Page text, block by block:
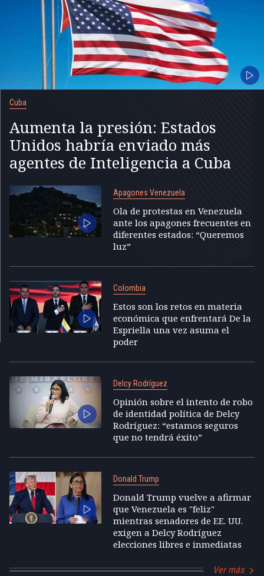
Cuba
Aumenta la presión: Estados
Unidos habría enviado más
agentes de Inteligencia a Cuba
Apagones Venezuela
Ola de protestas en Venezuela
ante los apagones frecuentes en
diferentes estados: “Queremos
luz”
Colombia
Estos son los retos en materia
económica que enfrentará De la
Espriella una vez asuma el
poder
Delcy Rodríguez
Opinión sobre el intento de robo
de identidad política de Delcy
Rodríguez: “estamos seguros
que no tendrá éxito”
Donald Trump
Donald Trump vuelve a afirmar
que Venezuela es "feliz"
mientras senadores de EE. UU.
exigen a Delcy Rodríguez
elecciones libres e inmediatas
Ver más